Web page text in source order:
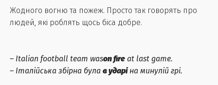
Жодного вогню та пожеж. Просто так говорять про
людей, які роблять щось біса добре.
– Italian football team wason fire at last game.
– Італійська збірна була в ударіна минулій грі.